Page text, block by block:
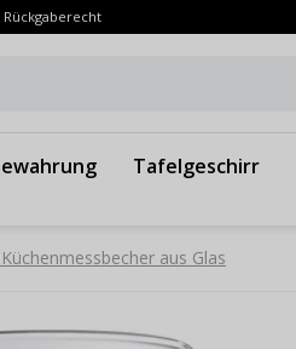
Rückgaberecht
Tafelgeschirr
aus Glas